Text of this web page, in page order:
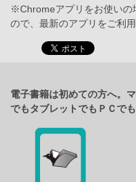
※Chromeアプリをお使いの
ので、最新のアプリをご利用
電子書籍は初めての方へ。
でもタブレットでもＰＣでも